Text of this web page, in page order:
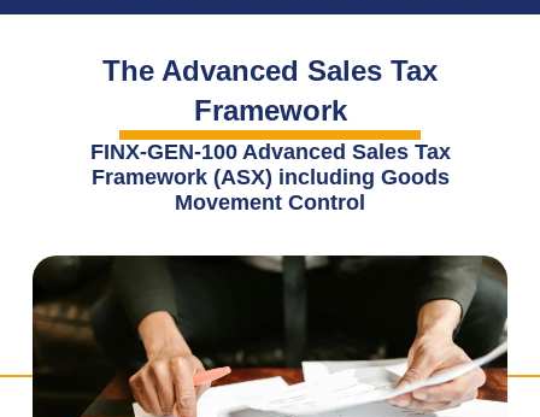
The Advanced Sales Tax
Framework
FINX-GEN-100 Advanced Sales Tax
Framework (ASX) including Goods
Movement Control